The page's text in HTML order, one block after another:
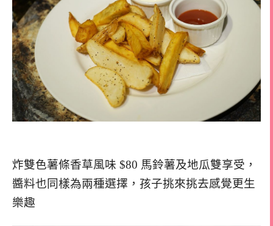
炸雙色薯條香草風味 $80 馬鈴薯及地瓜雙享受，
醬料也同樣為兩種選擇，孩子挑來挑去感覺更生
樂趣